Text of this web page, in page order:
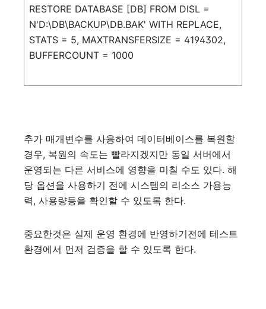
RESTORE DATABASE [DB] FROM DISL =
N'D:\DB\BACKUP\DB.BAK' WITH REPLACE,
STATS = 5, MAXTRANSFERSIZE = 4194302,
BUFFERCOUNT = 1000
추가 매개변수를 사용하여 데이터베이스를 복원할
경우, 복원의 속도는 빨라지겠지만 동일 서버에서
운영되는 다른 서비스에 영향을 미칠 수도 있다. 해
당 옵션을 사용하기 전에 시스템의 리소스 가용능
력, 사용량등을 확인할 수 있도록 한다.
중요한것은 실제 운영 환경에 반영하기전에 테스트
환경에서 먼저 검증을 할 수 있도록 한다.